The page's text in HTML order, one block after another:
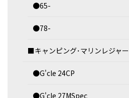
●65-
●78-
■キャンピング･マリンレジャー
●G'cle 24CP
●G'cle 27MSpec